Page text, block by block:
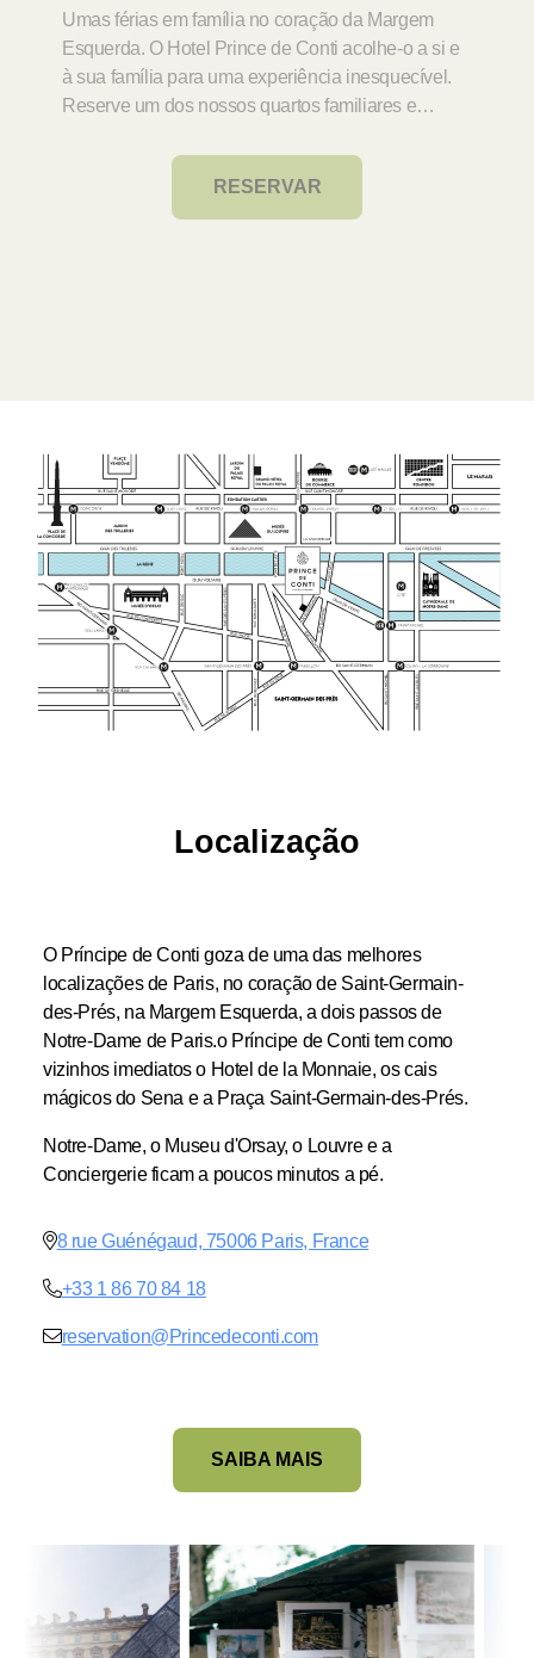
Umas férias em família no coração da Margem
Esquerda. O Hotel Prince de Conti acolhe-o a si e
à sua família para uma experiência inesquecível.
Reserve um dos nossos quartos familiares e
para uma experiência familiar inesquecível.
RESERVAR
Localização
O Príncipe de Conti goza de uma das melhores
localizações de Paris, no coração de Saint-Germain-
des-Prés, na Margem Esquerda, a dois passos de
Notre-Dame de Paris.o Príncipe de Conti tem como
vizinhos imediatos o Hotel de la Monnaie, os cais
mágicos do Sena e a Praça Saint-Germain-des-Prés.
Notre-Dame, o Museu d'Orsay, o Louvre e a
Conciergerie ficam a poucos minutos a pé.
8 rue Guénégaud, 75006 Paris, France
+33 1 86 70 84 18
reservation@Princedeconti.com
SAIBA MAIS